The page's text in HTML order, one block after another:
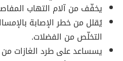
يخفّف من آلام التهاب
يُقلل من خطر الإصابة
التخلّص من الفضلات.
يسساعد على طرد الغازات من